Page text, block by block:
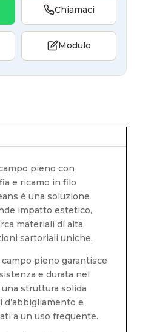
Chiamaci
Modulo
pieno con
e ricamo in filo
è una soluzione
impatto estetico,
materiali di alta
sartoriali uniche.
pieno garantisce
e durata nel
struttura solida
e
a un uso frequente.